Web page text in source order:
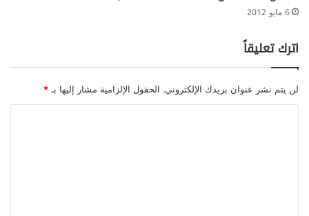
6 مايو 2012
اترك تعليقاً
لن يتم نشر عنوان بريدك الإلكتروني. الحقول الإلزامية مشار إليها بـ*